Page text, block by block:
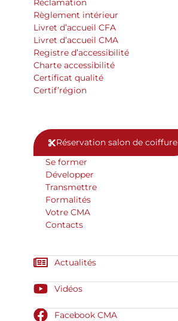
Réclamation
Règlement intérieur
Livret d’accueil CFA
Livret d’accueil CMA
Registre d’accessibilité
Charte accessibilité
Certificat qualité
Certif’région
Réservation salon de coiffure
Se former
Développer
Transmettre
Formalités
Votre CMA
Contacts
Actualités
Vidéos
Facebook CMA